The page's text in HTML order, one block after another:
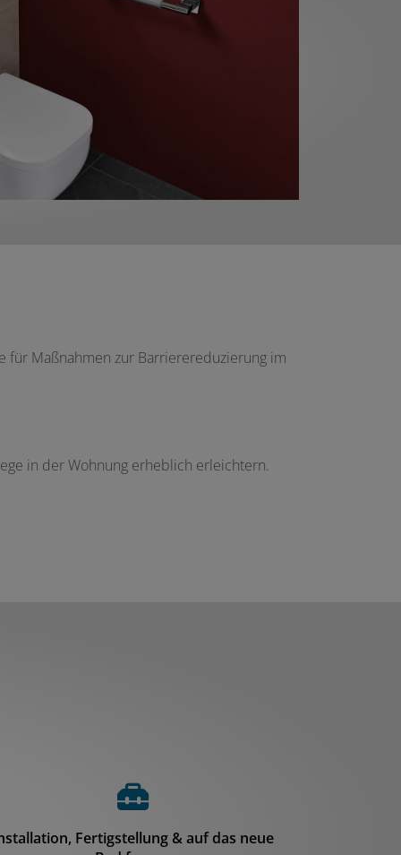
für Maßnahmen zur Barrierereduzierung im
in der Wohnung erheblich erleichtern.
Fertigstellung & auf das neue